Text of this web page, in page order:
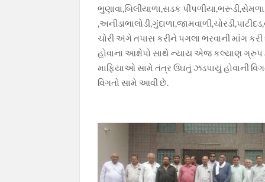
ભુણાવા,બિલીયાળા,સડક
ચોરી અંગે તપાસ કરીને પગલા ભરવાની માંગ
હોવાના આક્ષેપો સાથે ન્યાય એજ કલ્યાણ ગ્રુપ
માફિયાઓ સામે તંત્ર ઉંઘતું ઝડપાયું હોવાની
વિગતો સામે આવી છે.